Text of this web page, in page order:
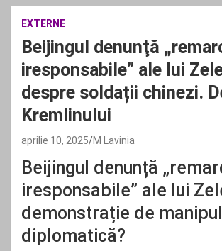
EXTERNE
Beijingul denunţă
iresponsabile” ale lui
despre soldații chinezi.
Kremlinului
aprilie 10, 2025 M Lavinia
Beijingul denunță
iresponsabile” ale lui
demonstrație de
diplomatică?